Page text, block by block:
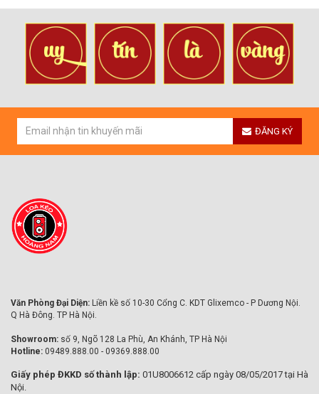
ĐĂNG KÝ
Văn Phòng Đại Diện: Liền kề số 10-30 Cổng C. KDT Glixemco - P Dương Nội.
Q Hà Đông. TP Hà Nội.
Showroom: số 9, Ngõ 128 La Phù, An Khánh, TP Hà Nội
Hotline: 09489.888.00 - 09369.888.00
Giấy phép ĐKKD số thành lập: 01U8006612 cấp ngày 08/05/2017 tại Hà
Nội.